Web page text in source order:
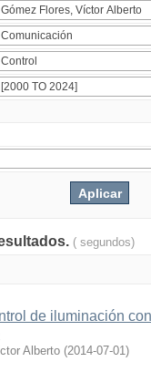
( segundos)
de iluminación
Alberto (2014-07-01)